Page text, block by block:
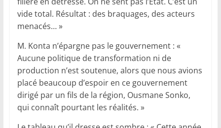
vide total. Résultat : des braquages, des acteurs
menacés… »
M. Konta n’épargne pas le gouvernement : «
Aucune politique de transformation ni de
production n’est soutenue, alors que nous avions
placé beaucoup d’espoir en ce gouvernement
dirigé par un fils de la région, Ousmane Sonko,
qui connaît pourtant les réalités. »